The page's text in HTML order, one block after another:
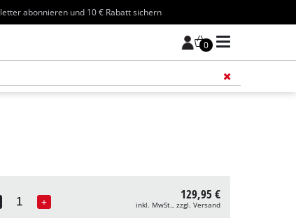
abonnieren und 10 € Rabatt sichern
0
Quantity
+ 129,95 €
inkl. MwSt., zzgl. Versand